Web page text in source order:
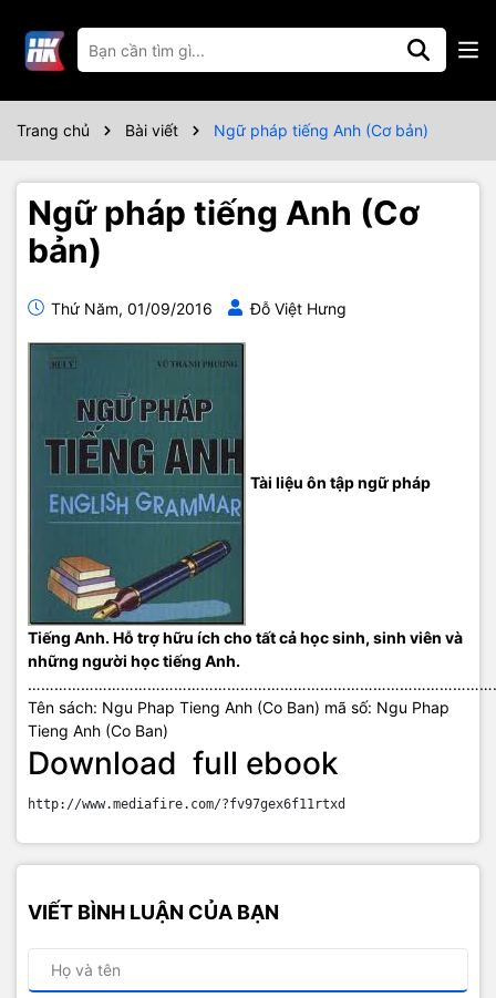
Trang chủ Bài viết Ngữ pháp tiếng Anh (Cơ bản)
Ngữ pháp tiếng Anh (Cơ
bản)
Thứ Năm, 01/09/2016 Đỗ Việt Hưng
Tài liệu ôn tập ngữ pháp
Tiếng Anh. Hỗ trợ hữu ích cho tất cả học sinh, sinh viên và
những người học tiếng Anh.
Tên sách: Ngu Phap Tieng Anh (Co Ban) mã số: Ngu Phap
Tieng Anh (Co Ban)
Download full ebook
http://www.mediafire.com/?fv97gex6f11rtxd
VIẾT BÌNH LUẬN CỦA BẠN